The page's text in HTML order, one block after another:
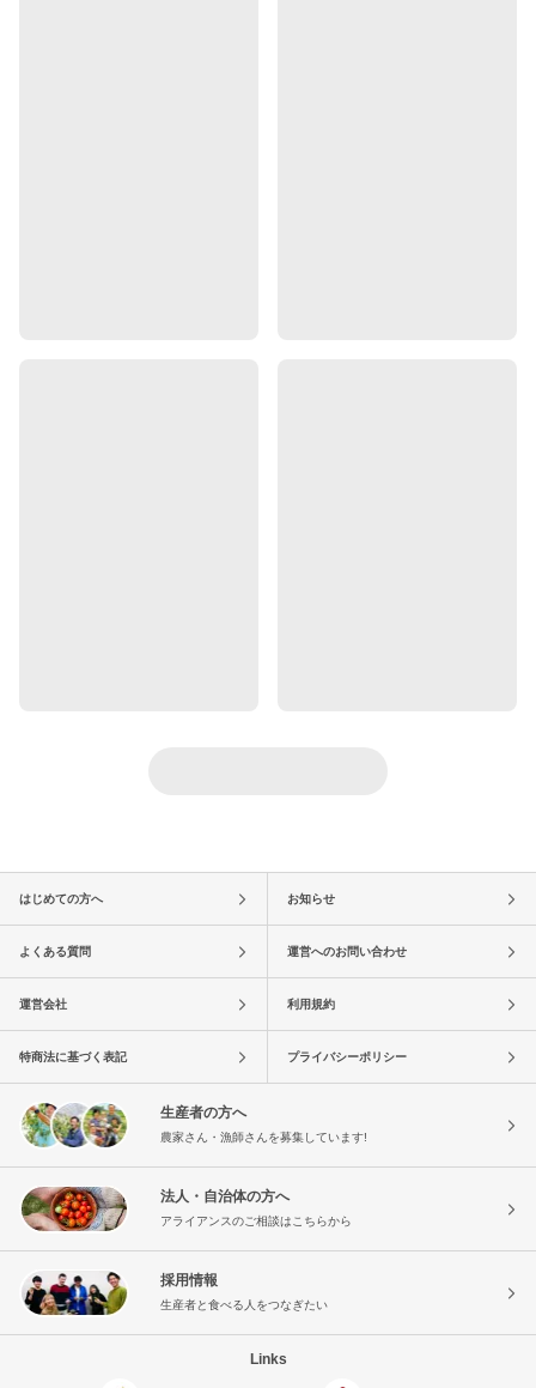
はじめての方へ お知らせ
よくある質問 運営へのお問い合わせ
運営会社 利用規約
特商法に基づく表記 プライバシーポリシー
生産者の方へ
農家さん・漁師さんを募集しています!
法人・自治体の方へ
アライアンスのご相談はこちらから
採用情報
生産者と食べる人をつなぎたい
Links